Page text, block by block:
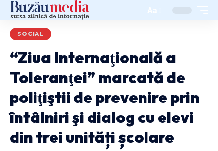
Aa
SOCIAL
“Ziua Internaţională a
Toleranţei” marcată de
poliţiştii de prevenire prin
întâlniri şi dialog cu elevi
din trei unități școlare